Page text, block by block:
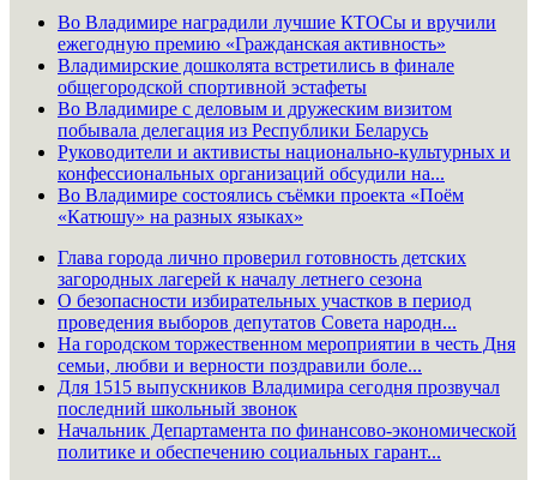
Во Владимире наградили лучшие КТОСы и вручили
ежегодную премию «Гражданская активность»
Владимирские дошколята встретились в финале
общегородской спортивной эстафеты
Во Владимире с деловым и дружеским визитом
побывала делегация из Республики Беларусь
Руководители и активисты национально-культурных и
конфессиональных организаций обсудили на...
Во Владимире состоялись съёмки проекта «Поём
«Катюшу» на разных языках»
Глава города лично проверил готовность детских
загородных лагерей к началу летнего сезона
О безопасности избирательных участков в период
проведения выборов депутатов Совета народн...
На городском торжественном мероприятии в честь Дня
семьи, любви и верности поздравили боле...
Для 1515 выпускников Владимира сегодня прозвучал
последний школьный звонок
Начальник Департамента по финансово-экономической
политике и обеспечению социальных гарант...